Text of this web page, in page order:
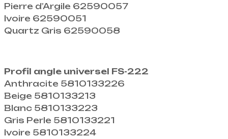
Pierre d’Argile 62590057
Ivoire 62590051
Quartz Gris 62590058
Profil angle universel FS-222
Anthracite 5810133226
Beige 5810133213
Blanc 5810133223
Gris Perle 5810133221
Ivoire 5810133224